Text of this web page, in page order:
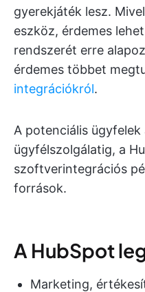
gyerekjáték lesz.
eszköz, érdemes
rendszerét erre
érdemes többet
integrációkról.
A potenciális
ügyfélszolgálatig, a
szoftverintegrációs
források.
A HubSpot
Marketing,